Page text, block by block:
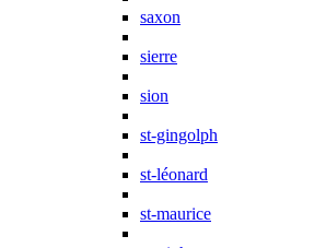
saxon
sierre
sion
st-gingolph
st-léonard
st-maurice